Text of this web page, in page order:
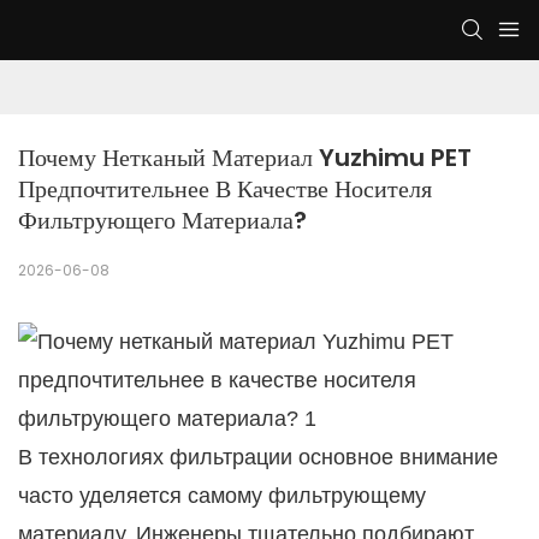
Почему Нетканый Материал Yuzhimu PET
Предпочтительнее В Качестве Носителя
Фильтрующего Материала?
2026-06-08
В технологиях фильтрации основное внимание
часто уделяется самому фильтрующему